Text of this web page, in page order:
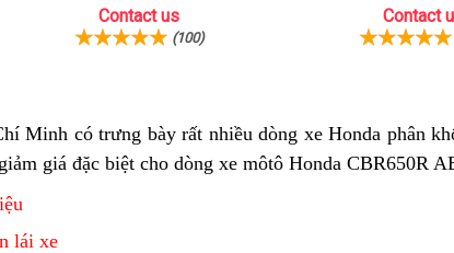
huyền thoại
Contact us
(100)
Contact
Minh hoài
cổ
có trưng bàyHonda
CBR650R
rất nhiều dòng xe Honda phân
giá đặc biệt cho dòng xe môtô Honda CBR650R
lái xe